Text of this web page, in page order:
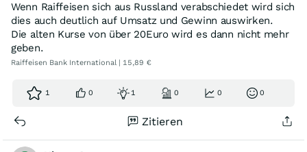
Wenn Raiffeisen sich aus Russland verabschiedet wird sich
dies auch deutlich auf Umsatz und Gewinn auswirken.
Die alten Kurse von über 20Euro wird es dann nicht mehr
geben.
Raiffeisen Bank International | 15,89 €
1 0 1 0 0 0
Zitieren